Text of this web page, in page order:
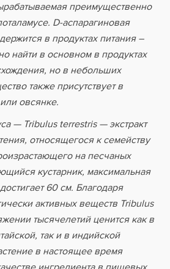
преимущественно
D-аспарагиновая
в продуктах питания –
найти в основном в продуктах
но в небольших
также присутствует в
овсянке.
— Tribulus terrestris — экстракт
относящегося к семейству
на песчаных
кустарник, максимальная
60 см. Благодаря
активных веществ Tribulus
тысячелетий ценится как в
так и в индийской
в настоящее время